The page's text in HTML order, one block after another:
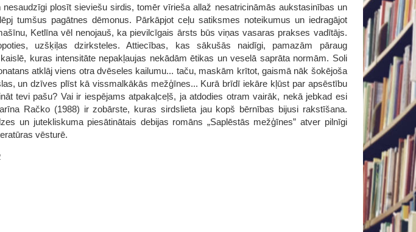
nesaudzīgi plosīt sieviešu sirdis, tomēr vīrieša allaž nesatricināmās aukstasinības un
tumšus pagātnes dēmonus. Pārkāpjot ceļu satiksmes noteikumus un iedragājot
Ketlīna vēl nenojauš, ka pievilcīgais ārsts būs viņas vasaras prakses vadītājs.
uzšķiļas dzirksteles. Attiecības, kas sākušās naidīgi, pamazām pāraug
kuras intensitāte nepakļaujas nekādām ētikas un veselā saprāta normām. Soli
atklāj viens otra dvēseles kailumu... taču, maskām krītot, gaismā nāk šokējoša
un dzīves plīst kā vissmalkākās mežģīnes... Kurā brīdī iekāre kļūst par apsēstību
tevi pašu? Vai ir iespējams atpakaļceļš, ja atdodies otram vairāk, nekā jebkad esi
Račko (1988) ir zobārste, kuras sirdslieta jau kopš bērnības bijusi rakstīšana.
un jutekliskuma piesātinātais debijas romāns „Saplēstās mežģīnes” atver pilnīgi
vēsturē.